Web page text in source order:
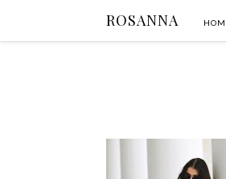
ROSANNA